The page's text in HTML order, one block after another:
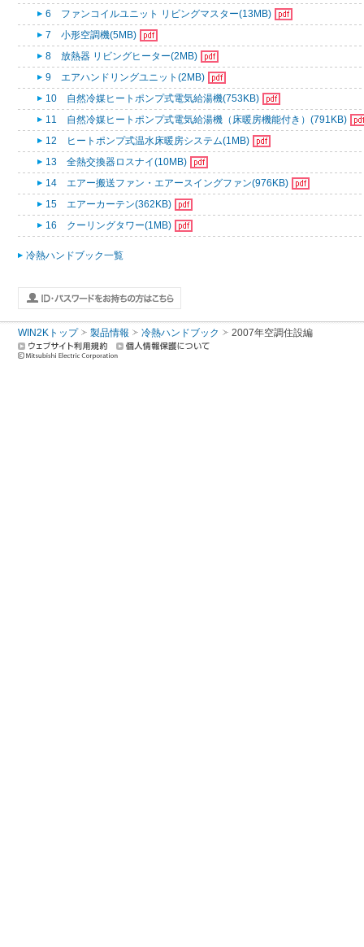
6 ファンコイルユニット リビングマスター(13MB)
7 小形空調機(5MB)
8 放熱器 リビングヒーター(2MB)
9 エアハンドリングユニット(2MB)
10 自然冷媒ヒートポンプ式電気給湯機(753KB)
11 自然冷媒ヒートポンプ式電気給湯機（床暖房機能付き）(791KB)
12 ヒートポンプ式温水床暖房システム(1MB)
13 全熱交換器ロスナイ(10MB)
14 エアー搬送ファン・エアースイングファン(976KB)
15 エアーカーテン(362KB)
16 クーリングタワー(1MB)
冷熱ハンドブック一覧
WIN2Kトップ 製品情報 冷熱ハンドブック 2007年空調住設編